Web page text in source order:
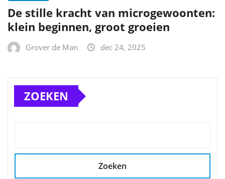
De stille kracht van microgewoonten:
klein beginnen, groot groeien
Grover de Man dec 24, 2025
ZOEKEN
Zoeken